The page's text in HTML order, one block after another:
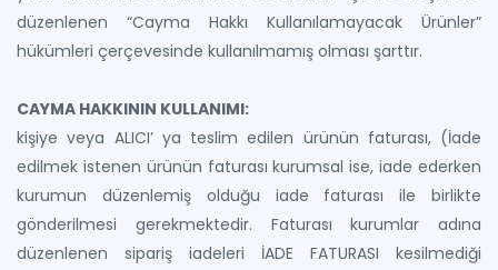
düzenlenen “Cayma Hakkı Kullanılamayacak Ürünler”
hükümleri çerçevesinde kullanılmamış olması şarttır.
CAYMA HAKKININ KULLANIMI:
kişiye veya ALICI’ ya teslim edilen ürünün faturası, (İade
edilmek istenen ürünün faturası kurumsal ise, iade ederken
kurumun düzenlemiş olduğu iade faturası ile birlikte
gönderilmesi gerekmektedir. Faturası kurumlar adına
düzenlenen sipariş iadeleri İADE FATURASI kesilmediği